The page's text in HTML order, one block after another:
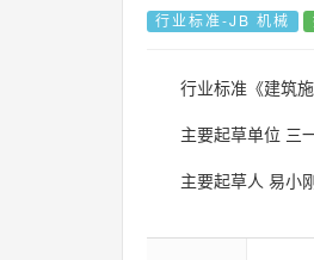
行业标准-JB 机械
行业标准《建筑
主要起草单位 三
主要起草人 易小刚